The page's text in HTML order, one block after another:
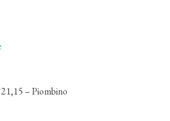
– Piombino